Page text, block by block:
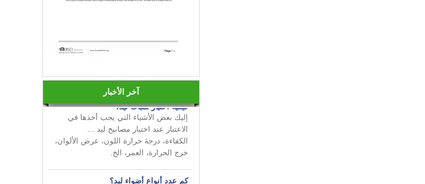
آخر الأخبار
قم بإضفاء البهجة على أعمالك من
INNOTECH في معرض الإضاءة الدولي
كيفية اختيار لمبات ليد؟
إليك بعض الأشياء التي يجب أخذها في
الاعتبار عند اختيار مصابيح ليد ...
الكفاءة، درجة حرارة اللون، عرض الألوان،
خرج الحرارة، العمر، الخ.
الصمام متنوعة، في الشكل واللون